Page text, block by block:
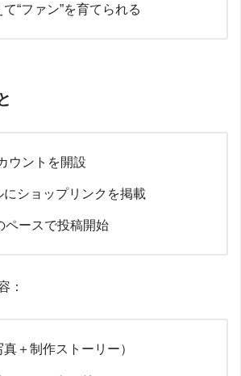
“ファン”を育てられる
ウントを開設
にショップリンクを掲載
ペースで投稿開始
：
＋制作ストーリー）